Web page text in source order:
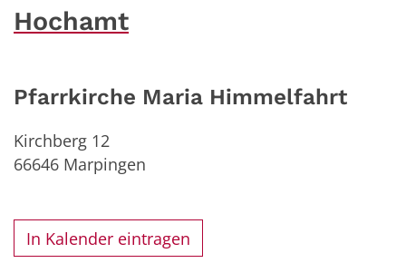
Hochamt
Pfarrkirche Maria Himmelfahrt
Kirchberg 12
66646 Marpingen
In Kalender eintragen